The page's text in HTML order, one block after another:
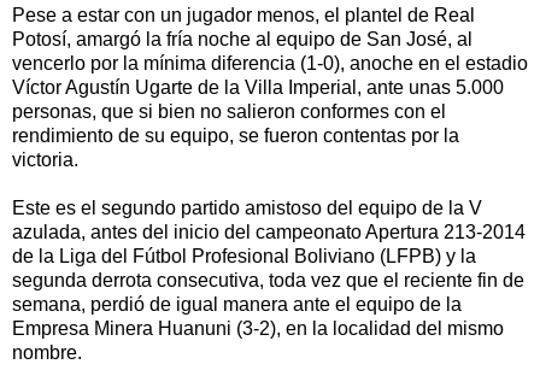
Pese a estar con un jugador menos, el plantel de Real
Potosí, amargó la fría noche al equipo de San José, al
vencerlo por la mínima diferencia (1-0), anoche en el estadio
Víctor Agustín Ugarte de la Villa Imperial, ante unas 5.000
personas, que si bien no salieron conformes con el
rendimiento de su equipo, se fueron contentas por la
victoria.
Este es el segundo partido amistoso del equipo de la V
azulada, antes del inicio del campeonato Apertura 213-2014
de la Liga del Fútbol Profesional Boliviano (LFPB) y la
segunda derrota consecutiva, toda vez que el reciente fin de
semana, perdió de igual manera ante el equipo de la
Empresa Minera Huanuni (3-2), en la localidad del mismo
nombre.